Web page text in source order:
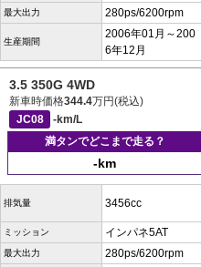
最大出力 280ps/6200rpm
生産期間
2006年01月～200
6年12月
3.5 350G 4WD
新車時価格344.4万円(税込)
JC08
-km/L
満タンでどこまで走る？
-km
排気量 3456cc
ミッション インパネ5AT
最大出力 280ps/6200rpm